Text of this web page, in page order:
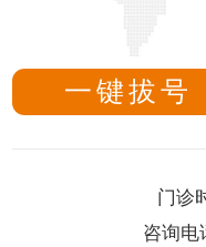
一键拔号
门诊
咨询电